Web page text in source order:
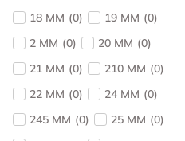
18 MM (0) 19 MM (0)
2 MM (0) 20 MM (0)
21 MM (0) 210 MM (0)
22 MM (0) 24 MM (0)
245 MM (0) 25 MM (0)